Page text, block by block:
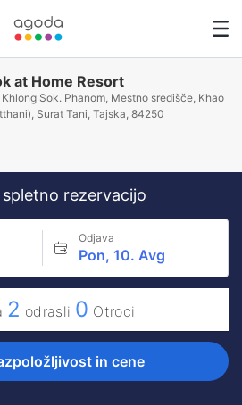
at Home Resort
Sok. Phanom, Mestno središče, Khao
Surat Tani, Tajska, 84250
rezervacijo
Odjava
Pon, 10. Avg
2 odrasli 0 Otroci
in cene